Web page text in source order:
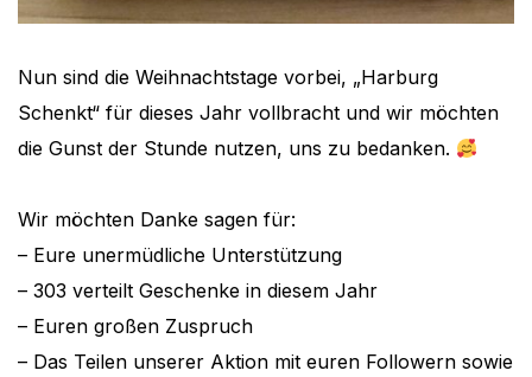
Nun sind die Weihnachtstage vorbei, „Harburg
Schenkt“ für dieses Jahr vollbracht und wir möchten
die Gunst der Stunde nutzen, uns zu bedanken.
Wir möchten Danke sagen für:
– Eure unermüdliche Unterstützung
– 303 verteilt Geschenke in diesem Jahr
– Euren großen Zuspruch
– Das Teilen unserer Aktion mit euren Followern sowie